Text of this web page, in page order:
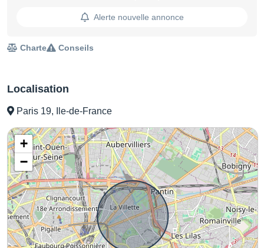
Localisation
Paris 19, Ile-de-France
+
−
Alerte nouvelle annonce
Charte Conseils